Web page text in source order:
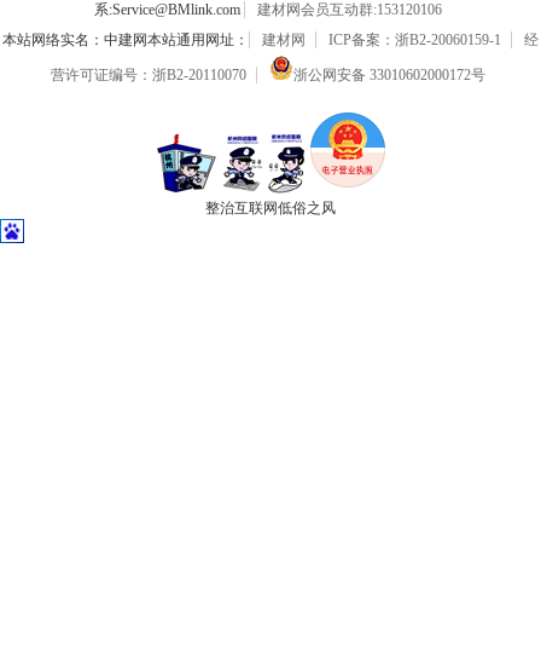
系:Service@BMlink.com
建材网会员互动群:153120106
本站网络实名：中建网本站通用网址：
建材网 ICP备案：浙B2-20060159-1 经
营许可证编号：浙B2-20110070 浙公网安备 33010602000172号
整治互联网低俗之风